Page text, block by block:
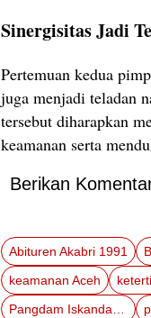
Sinergisitas Jadi
Pertemuan kedua
juga menjadi teladan
tersebut diharapkan
keamanan serta
Berikan
Abituren Akabri 1991
keamanan Aceh
Pangdam Iskandar Muda